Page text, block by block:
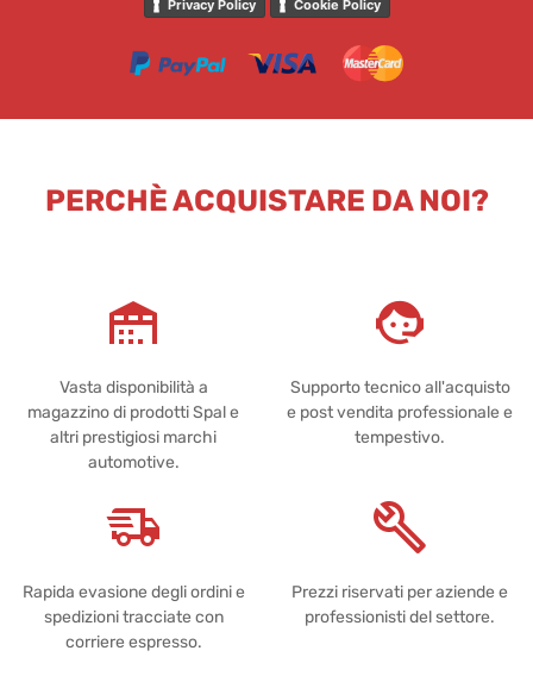
Privacy Policy Cookie Policy
PERCHÈ ACQUISTARE DA NOI?
Vasta disponibilità a
magazzino di prodotti Spal e
altri prestigiosi marchi
automotive.
Supporto tecnico all'acquisto
e post vendita professionale e
tempestivo.
Rapida evasione degli ordini e
spedizioni tracciate con
corriere espresso.
Prezzi riservati per aziende e
professionisti del settore.